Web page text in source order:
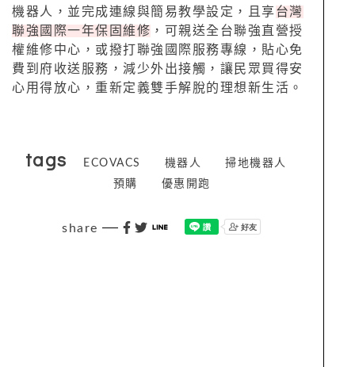
機器人，並完成連線與簡易教學設定，且享台灣
聯強國際一年保固維修 ，可親送全台聯強直營授
權維修中心，或撥打聯強國際服務專線，貼心免
費到府收送服務，減少外出接觸，讓民眾買得安
心用得放心，重新定義雙手解脫的理想新生活。
tags ECOVACS 機器人
掃地機器人
預購
優惠開跑
share